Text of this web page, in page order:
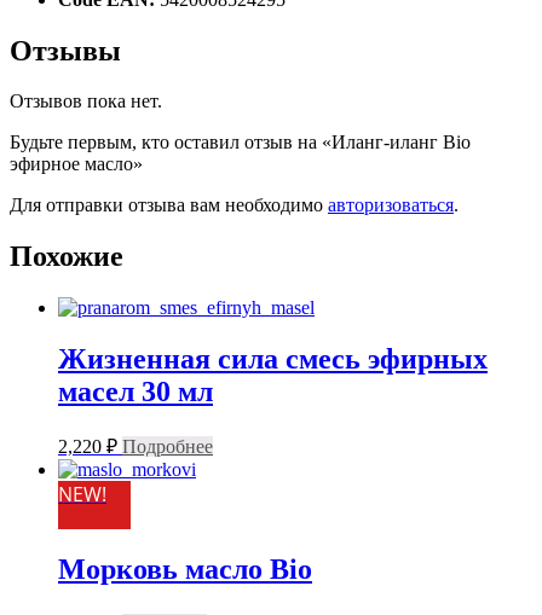
Отзывы
Отзывов пока нет.
Будьте первым, кто оставил отзыв на «Иланг-иланг Bio
эфирное масло»
Для отправки отзыва вам необходимо авторизоваться.
Похожие
Жизненная сила смесь эфирных
масел 30 мл
2,220 ₽ Подробнее
NEW!
Морковь масло Bio